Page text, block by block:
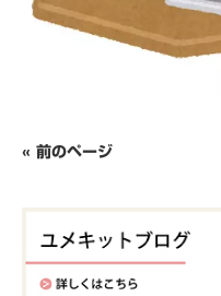
« 前のページ